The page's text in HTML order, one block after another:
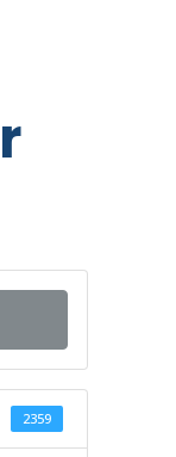
2359